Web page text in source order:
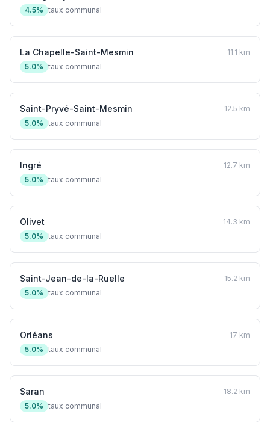
4.5% taux communal
La Chapelle-Saint-Mesmin
11.1 km
5.0% taux communal
Saint-Pryvé-Saint-Mesmin
12.5 km
5.0% taux communal
Ingré
12.7 km
5.0% taux communal
Olivet
14.3 km
5.0% taux communal
Saint-Jean-de-la-Ruelle
15.2 km
5.0% taux communal
Orléans
17 km
5.0% taux communal
Saran
18.2 km
5.0% taux communal